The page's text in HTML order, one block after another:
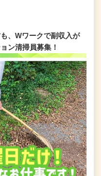
、Wワークで副収入が
ン清掃員募集！